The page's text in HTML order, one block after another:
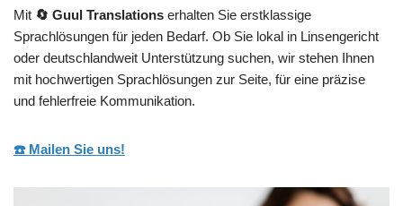
Mit 🔄 Guul Translations erhalten Sie erstklassige
Sprachlösungen für jeden Bedarf. Ob Sie lokal in Linsengericht
oder deutschlandweit Unterstützung suchen, wir stehen Ihnen
mit hochwertigen Sprachlösungen zur Seite, für eine präzise
und fehlerfreie Kommunikation.
☎️ Mailen Sie uns!